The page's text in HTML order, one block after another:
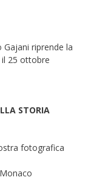
riprende la
25 ottobre
STORIA
fotografica